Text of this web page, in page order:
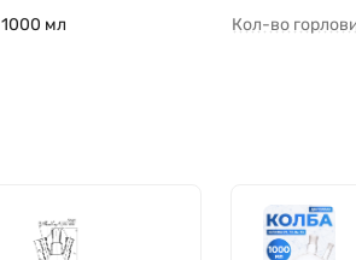
1000 мл Кол-во